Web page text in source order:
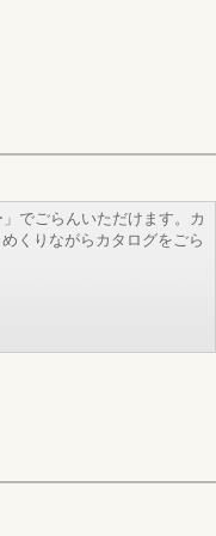
でごらんいただけます。カ
くりながらカタログをごら